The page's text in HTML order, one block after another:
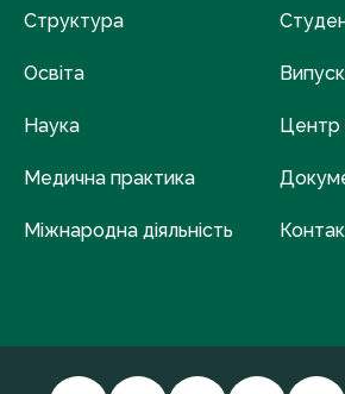
Структура
Освіта
Наука
Медична практика
Міжнародна діяльність
Центр